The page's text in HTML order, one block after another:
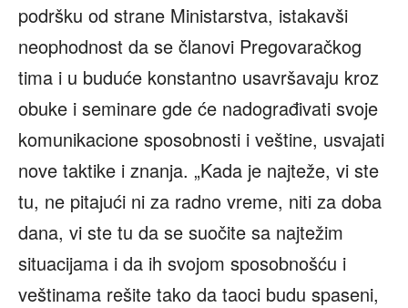
podršku od strane Ministarstva, istakavši
neophodnost da se članovi Pregovaračkog
tima i u buduće konstantno usavršavaju kroz
obuke i seminare gde će nadograđivati svoje
komunikacione sposobnosti i veštine, usvajati
nove taktike i znanja. „Kada je najteže, vi ste
tu, ne pitajući ni za radno vreme, niti za doba
dana, vi ste tu da se suočite sa najtežim
situacijama i da ih svojom sposobnošću i
veštinama rešite tako da taoci budu spaseni,